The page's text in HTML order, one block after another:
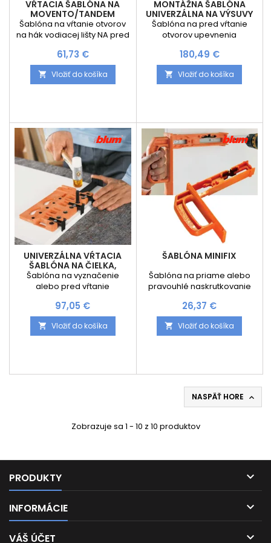
VŔTACIA ŠABLÓNA NA
MOVENTO/TANDEM
Šablóna na vŕtanie otvorov
na hák vodiacej lišty NA pred
otvorov pre spojku
MOVENTO/TANDEM
Cena
61,73 €
 Vložiť do košíka
MONTÁŽNA ŠABLÓNA
UNIVERZÁLNA NA VÝSUVY
BLUM
Šablóna na pred vŕtanie
otvorov upevnenia
šablóny pomocou stupnice
Spracovanie podľa rysky
Cena
180,49 €
 Vložiť do košíka
UNIVERZÁLNA VŔTACIA
ŠABLÓNA NA ČIELKA,
DRŽIAKY RELINGOV A
CHRBÁTOV BLUM
Šablóna na vyznačenie
alebo pred vŕtanie
upevnenie čela dvierok,
relingov, držiakov chrbta a
dien zásuviek. Nastavenie
Cena
97,05 €
 Vložiť do košíka
ŠABLÓNA MINIFIX
Šablóna na priame alebo
pravouhlé naskrutkovanie
Spracovanie podľa rysky
Cena
26,37 €
 Vložiť do košíka
NASPÄŤ HORE 
Zobrazuje sa 1 - 10 z 10 produktov
PRODUKTY 
INFORMÁCIE 
VÁŠ ÚČET 